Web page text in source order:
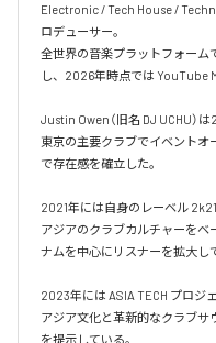
Electronic / Tech House /
ロデューサー。
全世界の音楽プラットフォーム
し、2026年時点では YouTube
Justin Owen（旧名 DJ UCHU）
東京の主要クラブでイベントオ
で存在感を確立した。
2021年には自身のレーベル 2k21
アジアのクラブカルチャーをベ
ナムを中心にリスナーを拡大し
2023年には ASIA TECH プロジ
アジア文化と革新的なクラブ
を提示している。